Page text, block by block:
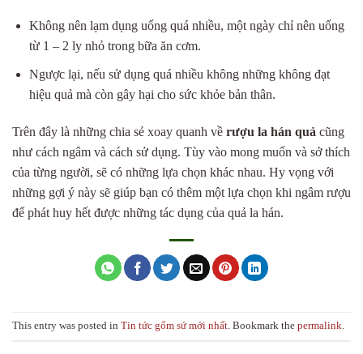
Không nên lạm dụng uống quá nhiều, một ngày chỉ nên uống
từ 1 – 2 ly nhỏ trong bữa ăn cơm.
Ngược lại, nếu sử dụng quá nhiều không những không đạt
hiệu quả mà còn gây hại cho sức khỏe bản thân.
Trên đây là những chia sẻ xoay quanh về rượu la hán quả cũng
như cách ngâm và cách sử dụng. Tùy vào mong muốn và sở thích
của từng người, sẽ có những lựa chọn khác nhau. Hy vọng với
những gợi ý này sẽ giúp bạn có thêm một lựa chọn khi ngâm rượu
để phát huy hết được những tác dụng của quả la hán.
This entry was posted in Tin tức gốm sứ mới nhất. Bookmark the permalink.